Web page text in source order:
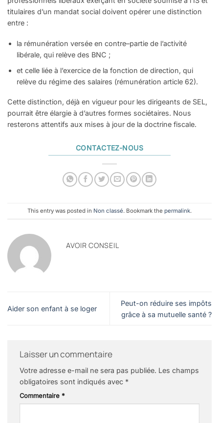
titulaires d’un mandat social doivent opérer une distinction
entre :
la rémunération versée en contre–partie de l’activité
libérale, qui relève des BNC ;
et celle liée à l’exercice de la fonction de direction, qui
relève du régime des salaires (rémunération article 62).
Cette distinction, déjà en vigueur pour les dirigeants de SEL,
pourrait être élargie à d’autres formes sociétaires. Nous
resterons attentifs aux mises à jour de la doctrine fiscale.
CONTACTEZ-NOUS
This entry was posted in Non classé. Bookmark the permalink.
AVOIR CONSEIL
Aider son enfant à se loger
Peut-on réduire ses impôts
grâce à sa mutuelle santé ?
Laisser un commentaire
Votre adresse e-mail ne sera pas publiée. Les champs
obligatoires sont indiqués avec *
Commentaire *